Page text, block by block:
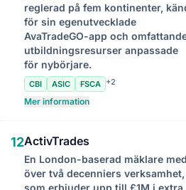
reglerad på fem kontinenter,
för sin egenutvecklade
AvaTradeGO-app och
utbildningsresurser anpassade
för nybörjare.
CBI ASIC FSCA +2
Mer information
12ActivTrades
En London-baserad mäklare med
över två decenniers verksamhet,
som erbjuder upp till £1M i extra